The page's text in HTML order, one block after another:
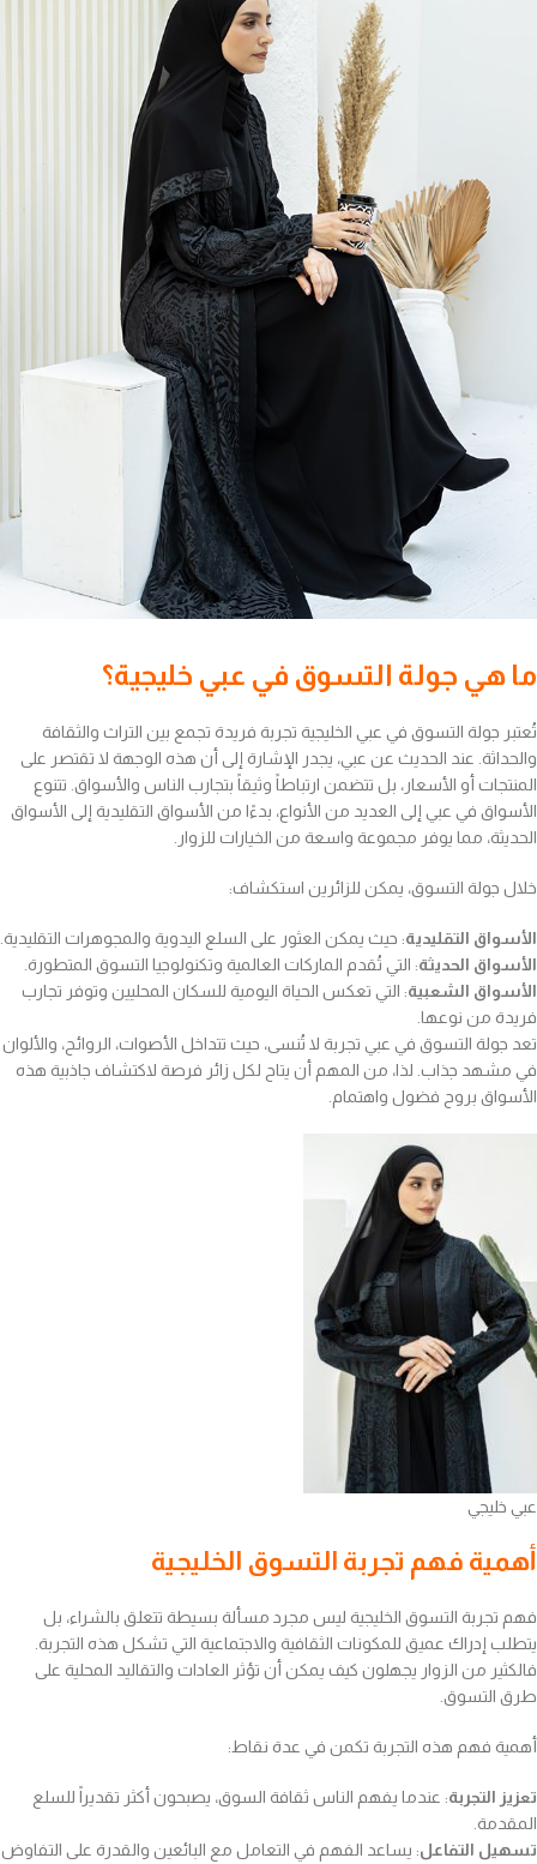
ما هي جولة التسوق في عبي خليجية؟
تُعتبر جولة التسوق في عبي الخليجية تجربة فريدة تجمع بين التراث والثقافة
والحداثة. عند الحديث عن عبي، يجدر الإشارة إلى أن هذه الوجهة لا تقتصر على
المنتجات أو الأسعار، بل تتضمن ارتباطاً وثيقاً بتجارب الناس والأسواق. تتنوع
الأسواق في عبي إلى العديد من الأنواع، بدءًا من الأسواق التقليدية إلى الأسواق
الحديثة، مما يوفر مجموعة واسعة من الخيارات للزوار.
خلال جولة التسوق، يمكن للزائرين استكشاف:
الأسواق التقليدية: حيث يمكن العثور على السلع اليدوية والمجوهرات التقليدية.
الأسواق الحديثة: التي تُقدم الماركات العالمية وتكنولوجيا التسوق المتطورة.
الأسواق الشعبية: التي تعكس الحياة اليومية للسكان المحليين وتوفر تجارب
فريدة من نوعها.
تعد جولة التسوق في عبي تجربة لا تُنسى، حيث تتداخل الأصوات، الروائح، والألوان
في مشهد جذاب. لذا، من المهم أن يتاح لكل زائر فرصة لاكتشاف جاذبية هذه
الأسواق بروح فضول واهتمام.
عبي خليجي
أهمية فهم تجربة التسوق الخليجية
فهم تجربة التسوق الخليجية ليس مجرد مسألة بسيطة تتعلق بالشراء، بل
يتطلب إدراك عميق للمكونات الثقافية والاجتماعية التي تشكل هذه التجربة.
فالكثير من الزوار يجهلون كيف يمكن أن تؤثر العادات والتقاليد المحلية على
طرق التسوق.
أهمية فهم هذه التجربة تكمن في عدة نقاط:
تعزيز التجربة: عندما يفهم الناس ثقافة السوق، يصبحون أكثر تقديراً للسلع
المقدمة.
تسهيل التفاعل: يساعد الفهم في التعامل مع البائعين والقدرة على التفاوض